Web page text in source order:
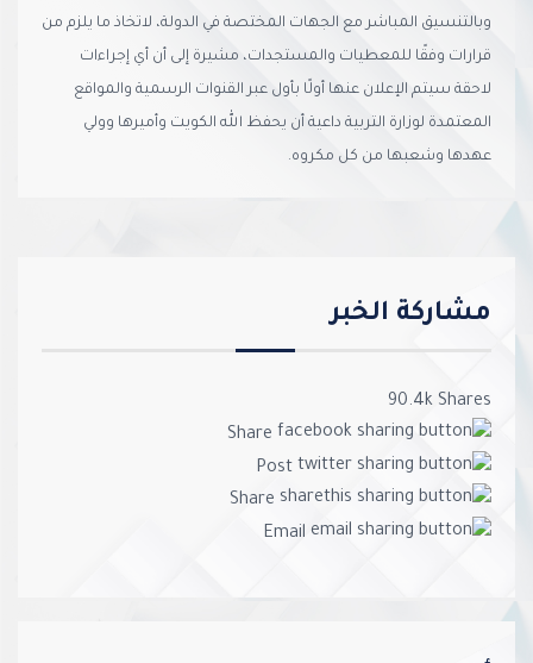
وبالتنسيق المباشر مع الجهات المختصة في الدولة، لاتخاذ ما يلزم من
قرارات وفقًا للمعطيات والمستجدات، مشيرة إلى أن أي إجراءات
لاحقة سيتم الإعلان عنها أولًا بأول عبر القنوات الرسمية والمواقع
المعتمدة لوزارة التربية داعية أن يحفظ الله الكويت وأميرها وولي
عهدها وشعبها من كل مكروه.
مشاركة الخبر
90.4k Shares
Share
Post
Share
Email